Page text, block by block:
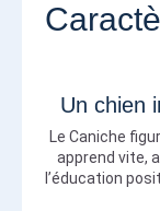
Un chien
Le Caniche
apprend vite,
l’éducation